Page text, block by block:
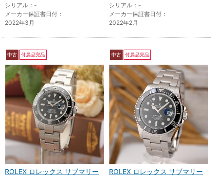
シリアル：-
メーカー保証書日付：
2022年3月
シリアル：-
メーカー保証書日付：
2022年2月
中古 付属品完品
ROLEX ロレックス サブマリー
中古 付属品完品
ROLEX ロレックス サブマリー